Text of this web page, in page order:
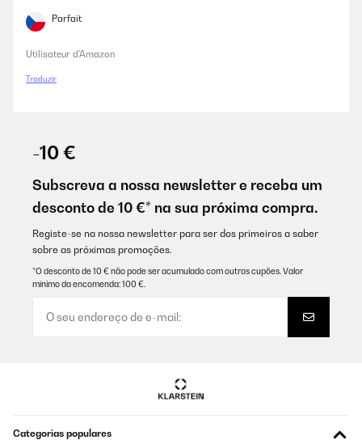
Parfait
Utilisateur d'Amazon
Traduzir
-10 €
Subscreva a nossa newsletter e receba um
desconto de 10 €* na sua próxima compra.
Registe-se na nossa newsletter para ser dos primeiros a saber
sobre as próximas promoções.
*O desconto de 10 € não pode ser acumulado com outros cupões. Valor
mínimo da encomenda: 100 €.
Categorias populares